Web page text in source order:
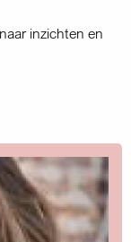
inzichten en